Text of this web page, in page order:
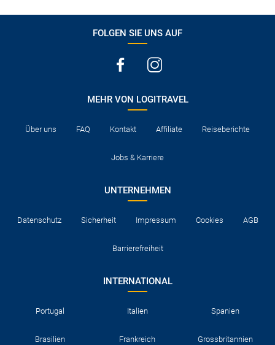
FOLGEN SIE UNS AUF
MEHR VON LOGITRAVEL
Über uns FAQ Kontakt Affiliate Reiseberichte
Jobs & Karriere
UNTERNEHMEN
Datenschutz Sicherheit Impressum Cookies AGB
Barrierefreiheit
INTERNATIONAL
Portugal Italien Spanien
Brasilien Frankreich Grossbritannien